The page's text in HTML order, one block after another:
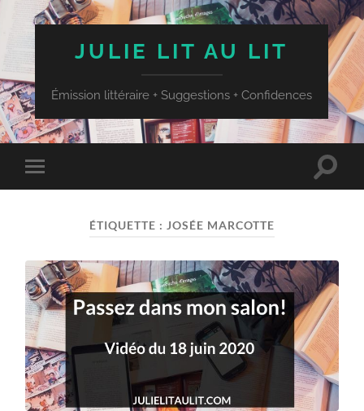
JULIE LIT AU LIT
Émission littéraire + Suggestions + Confidences
Toggle
mobile
Toggle
ÉTIQUETTE : JOSÉE MARCOTTE